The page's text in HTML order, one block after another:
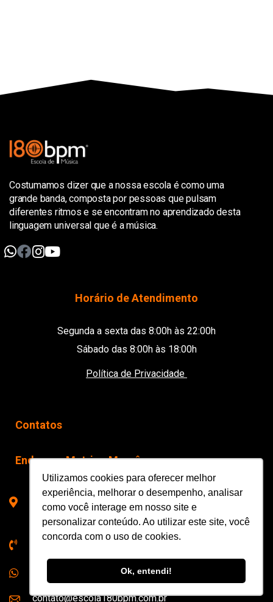
Utilizamos cookies para oferecer melhor
experiência, melhorar o desempenho, analisar
como você interage em nosso site e
personalizar conteúdo. Ao utilizar este site, você
concorda com o uso de cookies.
Ok, entendi!
Costumamos dizer que a nossa escola é como uma
grande banda, composta por pessoas que pulsam
diferentes ritmos e se encontram no aprendizado desta
linguagem universal que é a música.
Horário de Atendimento
Segunda a sexta das 8:00h às 22:00h
Sábado das 8:00h às 18:00h
Política de Privacidade
Contatos
Endereço Matriz - Mercês
Rua Desembargador Isaías Bevilaqua, 73
Mercês | Curitiba - PR
(41) 3027-3995
contato@escola180bpm.com.br